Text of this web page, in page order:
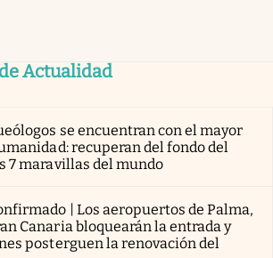
Actualidad
se encuentran con el mayor
recuperan del fondo del
7 maravillas del mundo
| Los aeropuertos de Palma,
Canaria bloquearán la entrada y
posterguen la renovación del